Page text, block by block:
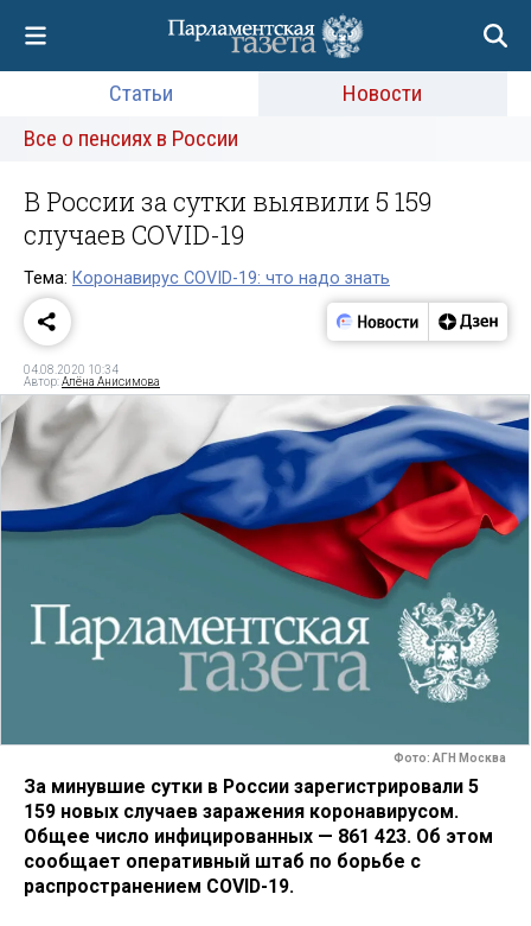
Статьи
Новости
Все о пенсиях в России
В России за сутки выявили 5 159
случаев COVID-19
Тема: Коронавирус COVID-19: что надо знать
04.08.2020 10:34
Автор:Алёна Анисимова
Фото: АГН Москва
За минувшие сутки в России зарегистрировали 5
159 новых случаев заражения коронавирусом.
Общее число инфицированных — 861 423. Об этом
сообщает оперативный штаб по борьбе с
распространением COVID-19.